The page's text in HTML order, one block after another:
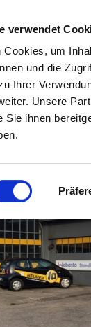
verwendet
Cookies, um
und die
Ihrer
Unsere
Sie ihnen